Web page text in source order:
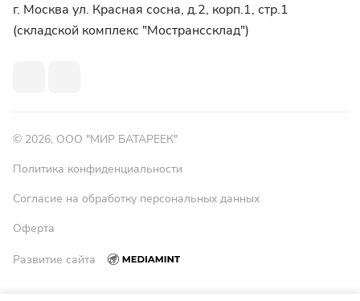
г. Москва ул. Красная сосна, д.2, корп.1, стр.1
(складской комплекс "Мостранссклад")
© 2026, ООО "МИР БАТАРЕЕК"
Политика конфиденциальности
Согласие на обработку персональных данных
Оферта
Развитие сайта